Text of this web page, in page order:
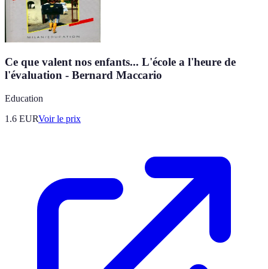
Ce que valent nos enfants... L'école a l'heure de
l'évaluation - Bernard Maccario
Education
1.6 EURVoir le prix